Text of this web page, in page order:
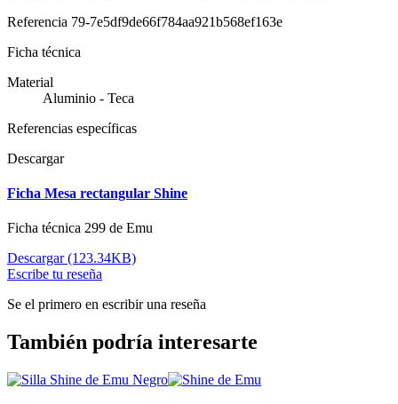
Referencia 79-7e5df9de66f784aa921b568ef163e
Ficha técnica
Material
Aluminio - Teca
Referencias específicas
Descargar
Ficha Mesa rectangular Shine
Ficha técnica 299 de Emu
Descargar (123.34KB)
Escribe tu reseña
Se el primero en escribir una reseña
También podría interesarte